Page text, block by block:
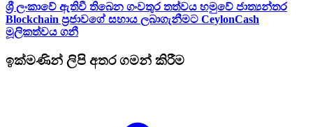
ශ්‍රී ලංකාවේ ඇතිවී තිබෙන ගංවතුර තත්වය හමුවේ ජාත්‍යන්තර
Blockchain ප්‍රජාවගේ සහාය ලබාගැනීමට CeylonCash
මූලිකත්වය ග​නී
ඉක්මණින් ලිපි අතර ගමන් කිරීම